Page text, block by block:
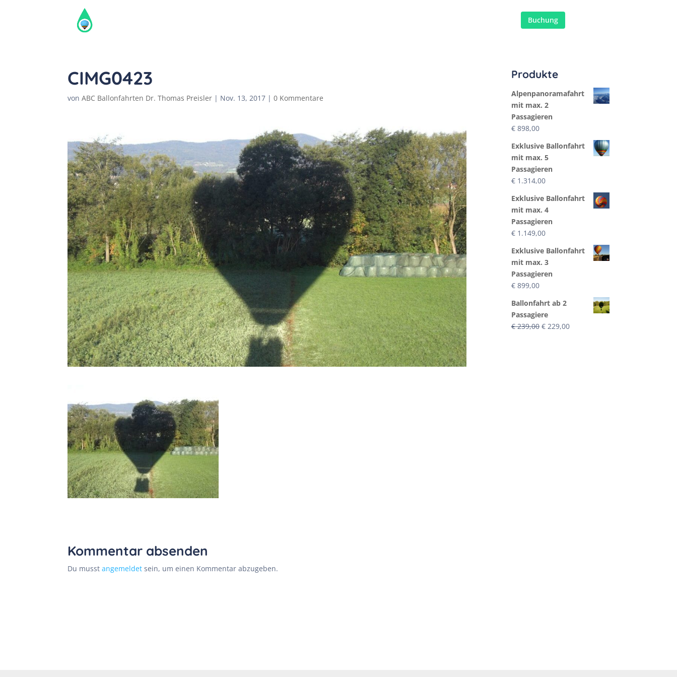
Buchung
CIMG0423
vonABC Ballonfahrten Dr. Thomas Preisler | Nov. 13, 2017 |0 Kommentare
Kommentar absenden
Du musstangemeldet sein, um einen Kommentar abzugeben.
Produkte
Alpenpanoramafahrt
mit max. 2
Passagieren
€ 898,00
Exklusive Ballonfahrt
mit max. 5
Passagieren
€ 1.314,00
Exklusive Ballonfahrt
mit max. 4
Passagieren
€ 1.149,00
Exklusive Ballonfahrt
mit max. 3
Passagieren
€ 899,00
Ballonfahrt ab 2
Passagiere
€239,00 Ursprünglicher
€ 229,00Aktueller